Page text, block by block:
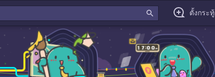
search ตั้งกระทู้